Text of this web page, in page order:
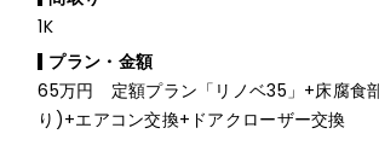
1K
プラン・金額
65万円 定額プラン「リノベ35」+床腐食
り)+エアコン交換+ドアクローザー交換